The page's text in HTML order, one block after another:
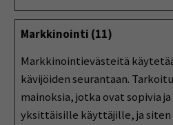
Markkinointi (11)
Markkinointievästeitä
kävijöiden seurantaan.
mainoksia, jotka ovat sopivia
yksittäisille käyttäjille, ja siten